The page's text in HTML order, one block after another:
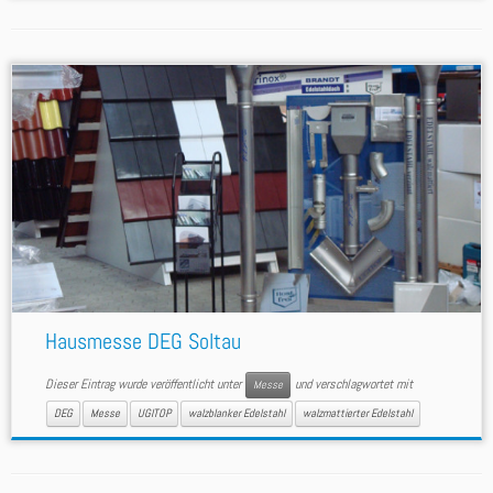
Hausmesse DEG Soltau
Dieser Eintrag wurde veröffentlicht unter Messe und verschlagwortet mit
DEG Messe UGITOP walzblanker Edelstahl walzmattierter Edelstahl